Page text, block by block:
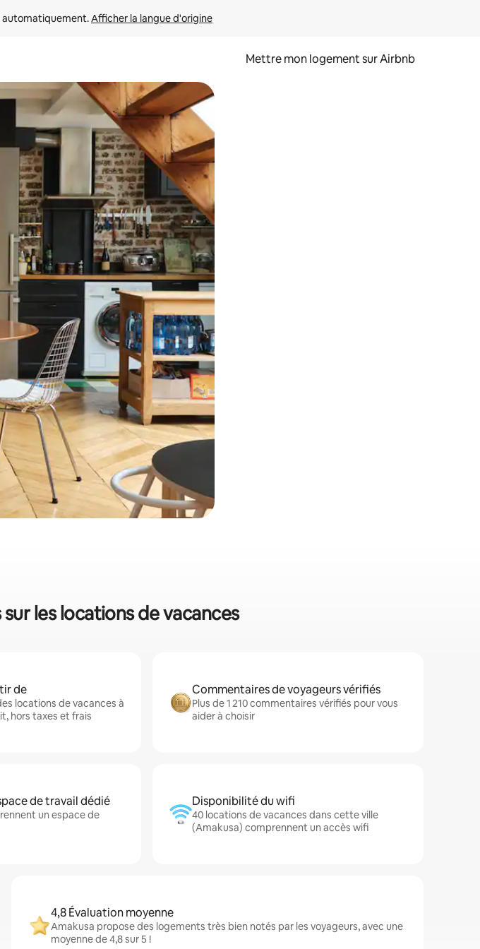
automatiquement. Afficher la langue d'origine
Mettre mon logement sur Airbnb
parcourir ou en appuyant et en faisant glisser.
les locations de vacances
de
locations de vacances à
hors taxes et frais
Commentaires de voyageurs vérifiés
Plus de 1 210 commentaires vérifiés pour vous
aider à choisir
de travail dédié
un espace de
Disponibilité du wifi
40 locations de vacances dans cette ville
(Amakusa) comprennent un accès wifi
4,8 Évaluation moyenne
Amakusa propose des logements très bien notés par les voyageurs, avec une
moyenne de 4,8 sur 5 !